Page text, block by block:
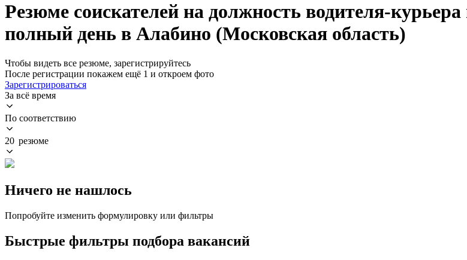
Резюме соискателей на должность водителя-
полный день в Алабино (Московская область)
Чтобы видеть все резюме, зарегистрируйтесь
После регистрации покажем ещё 1 и откроем фото
Зарегистрироваться
За всё время
По соответствию
20 резюме
Ничего не нашлось
Попробуйте изменить формулировку или фильтры
Быстрые фильтры подбора вакансий